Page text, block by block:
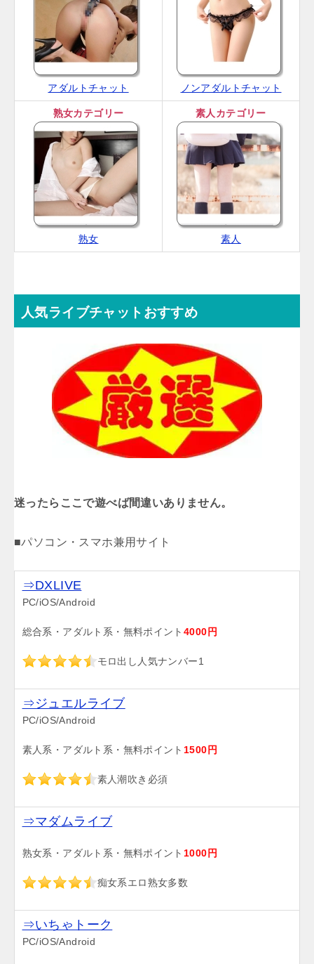
アダルトチャット ノンアダルトチャット
熟女カテゴリー
熟女
素人カテゴリー
素人
人気ライブチャットおすすめ
迷ったらここで遊べば間違いありません。
■パソコン・スマホ兼用サイト
⇒DXLIVE
PC/iOS/Android
総合系・アダルト系・無料ポイント 4000円
モロ出し人気ナンバー1
⇒ジュエルライブ
PC/iOS/Android
素人系・アダルト系・無料ポイント 1500円
素人潮吹き必須
⇒マダムライブ
熟女系・アダルト系・無料ポイント 1000円
痴女系エロ熟女多数
⇒いちゃトーク
PC/iOS/Android